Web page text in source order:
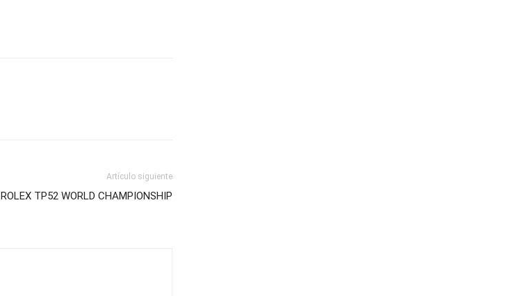
Artículo siguiente
ROLEX TP52 WORLD CHAMPIONSHIP